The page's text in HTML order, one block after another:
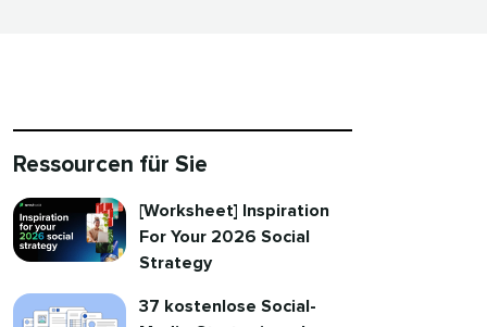
Ressourcen für Sie​​
[Worksheet] Inspiration
For Your 2026 Social
Strategy​​
37 kostenlose Social-